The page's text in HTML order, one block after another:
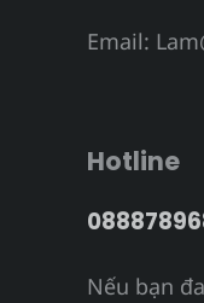
Email:
Hotline
Nếu bạn